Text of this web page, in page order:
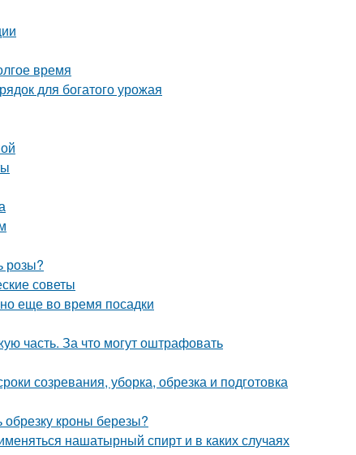
время
для богатого урожая
розы?
советы
еще во время посадки
часть. За что могут оштрафовать
созревания, уборка, обрезка и подготовка
кроны березы?
нашатырный спирт и в каких случаях